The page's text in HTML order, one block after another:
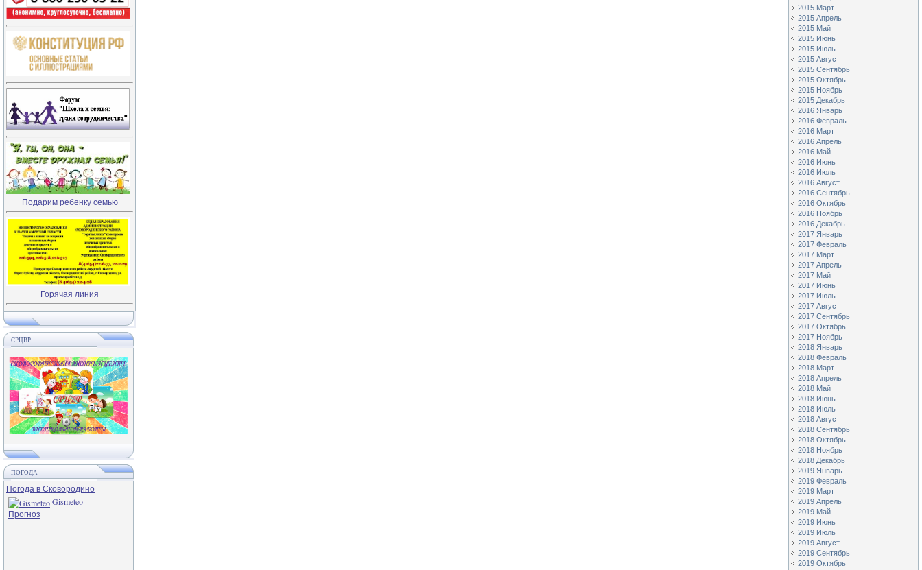
Подарим ребенку семью
Горячая линия
СРЦВР
ПОГОДА
Погода в Сковородино
Gismeteo
Прогноз
2015 Март
2015 Апрель
2015 Май
2015 Июнь
2015 Июль
2015 Август
2015 Сентябрь
2015 Октябрь
2015 Ноябрь
2015 Декабрь
2016 Январь
2016 Февраль
2016 Март
2016 Апрель
2016 Май
2016 Июнь
2016 Июль
2016 Август
2016 Сентябрь
2016 Октябрь
2016 Ноябрь
2016 Декабрь
2017 Январь
2017 Февраль
2017 Март
2017 Апрель
2017 Май
2017 Июнь
2017 Июль
2017 Август
2017 Сентябрь
2017 Октябрь
2017 Ноябрь
2018 Январь
2018 Февраль
2018 Март
2018 Апрель
2018 Май
2018 Июнь
2018 Июль
2018 Август
2018 Сентябрь
2018 Октябрь
2018 Ноябрь
2018 Декабрь
2019 Январь
2019 Февраль
2019 Март
2019 Апрель
2019 Май
2019 Июнь
2019 Июль
2019 Август
2019 Сентябрь
2019 Октябрь